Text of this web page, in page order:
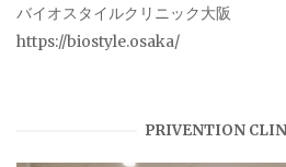
バイオスタイルクリニック大阪
https://biostyle.osaka/
PRIVENTION